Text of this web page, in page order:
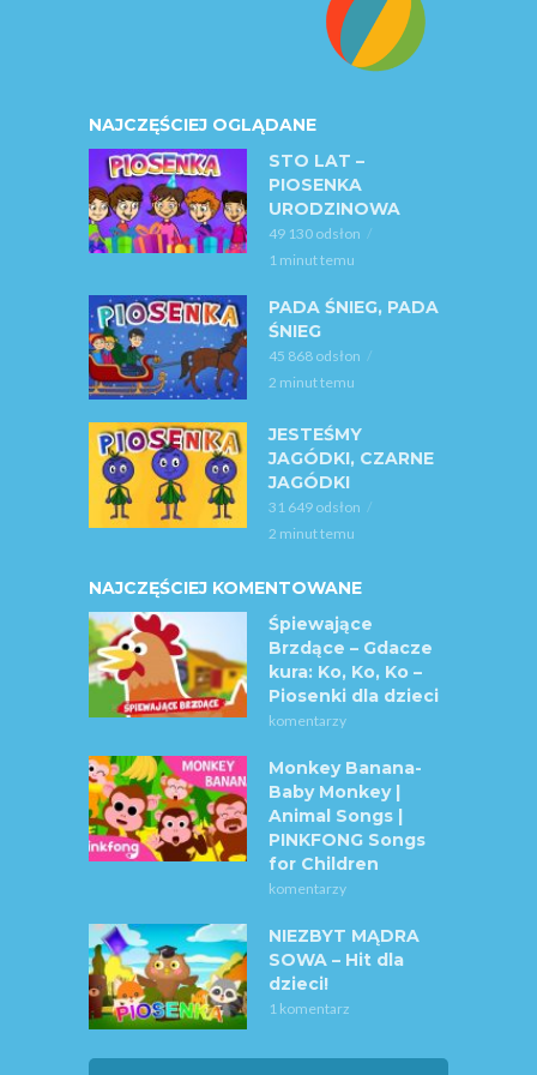
NAJCZĘŚCIEJ OGLĄDANE
STO LAT –
PIOSENKA
URODZINOWA
49 130 odsłon
1 minut temu
PADA ŚNIEG, PADA
ŚNIEG
45 868 odsłon
2 minut temu
JESTEŚMY
JAGÓDKI, CZARNE
JAGÓDKI
31 649 odsłon
2 minut temu
NAJCZĘŚCIEJ KOMENTOWANE
Śpiewające
Brzdące – Gdacze
kura: Ko, Ko, Ko –
Piosenki dla dzieci
komentarzy
Monkey Banana-
Baby Monkey |
Animal Songs |
PINKFONG Songs
for Children
komentarzy
NIEZBYT MĄDRA
SOWA – Hit dla
dzieci!
1 komentarz